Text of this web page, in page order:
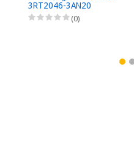
3RT2046-3AN20
(0)